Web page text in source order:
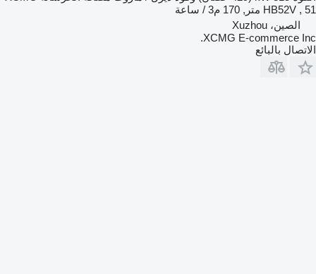
HB52V , 51 متر, 170 م3 / ساعة
الصين، Xuzhou
XCMG E-commerce Inc.
الاتصال بالبائع